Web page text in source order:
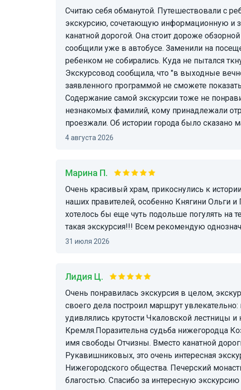
Считаю себя обманутой. Путешествовали с ребенком (мл.школа), поэтому пытались найти
экскурсию, сочетающую информационную и
канатной дорогой. Она стоит дороже
сообщили уже в автобусе. Заменили на
ребенком не собирались. Куда не пытался
Экскурсовод сообщила, что "в выходные
заявленного программой не сможете
Содержание самой экскурсии тоже не
незнакомых фамилий, кому принадлежали
проезжали. Об истории города было сказано
4 августа 2026
Марина П.
Очень красивый храм, прикоснулись к истории, очень интересно было увидеть бюсты
наших правителей, особенно Княгини Ольги
хотелось бы еще чуть подольше погулять на
такая экскурсия!!! Всем рекомендую
31 июля 2026
Лидия Ц.
Очень понравилась экскурсия в целом, экскурсовод Владимир эмоционально и со знанием
своего дела построил маршрут
удивлялись крутости Чкаловской лестницы
Кремля.Поразительна судьба нижегородца
имя свободы Отчизны. Вместо канатной
Рукавишниковых, это очень интересная
Нижегородского общества. Печерский
благостью. Спасибо за интересную